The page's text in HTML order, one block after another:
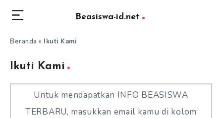
Beasiswa-id.net
Beranda » Ikuti Kami
Ikuti Kami
Untuk mendapatkan INFO BEASISWA
TERBARU, masukkan email kamu di kolom